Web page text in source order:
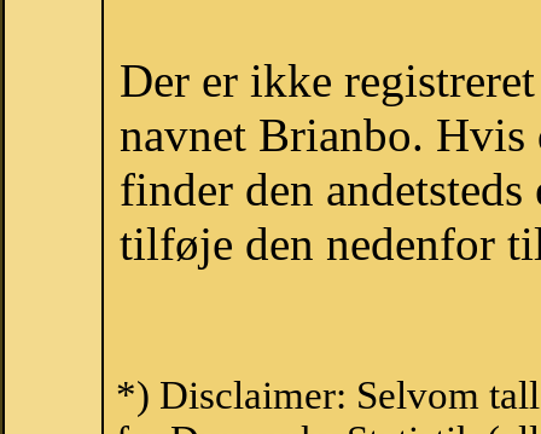
Der er ikke
navnet Brianbo.
finder den
tilføje den nedenfor
*) Disclaimer: Selvom